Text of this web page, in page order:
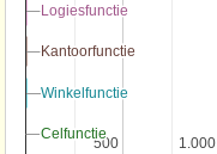
500
500 1.000
1.000
Logiesfunctie
Logiesfunctie
Kantoorfunctie
Kantoorfunctie
Winkelfunctie
Winkelfunctie
Celfunctie
Celfunctie